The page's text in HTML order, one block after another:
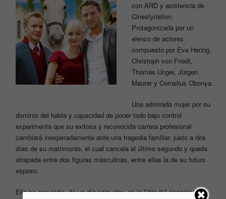
con ARD y asistencia de
Cinestyriation.
Protagonizada por un
elenco de actores
compuesto por Eva Herzig,
Christoph von Friedl,
Thomas Unger, Jürgen
Maurer y Cornelius Obonya.
Una admirada mujer por su
dominio del habla y capacidad de poner todo bajo control
experimenta que su exitosa y reconocida carrera profesional
cambiará inesperadamente ante una tragedia familiar, justo a dos
días de su matrimonio, el cual cancela al último segundo y queda
atrapada entre dos figuras masculinas, entre ellas la de su futuro
esposo.
Ella se convierte, de un día para otro, en la líder del negocio